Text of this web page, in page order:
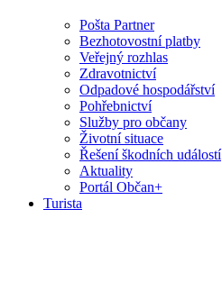
Pošta Partner
Bezhotovostní platby
Veřejný rozhlas
Zdravotnictví
Odpadové hospodářství
Pohřebnictví
Služby pro občany
Životní situace
Řešení škodních událostí
Aktuality
Portál Občan+
Turista